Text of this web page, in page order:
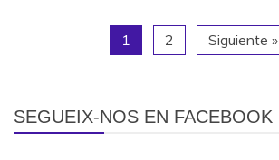
1 2 Siguiente »
SEGUEIX-NOS EN FACEBOOK